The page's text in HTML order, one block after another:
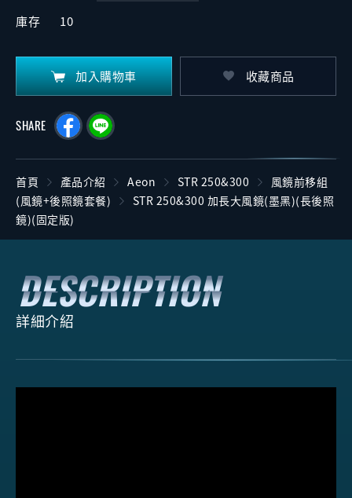
庫存 10
加入購物車 收藏商品
SHARE
首頁 產品介紹 Aeon STR 250&300
風鏡前移組
(風鏡+後照鏡套餐)
STR 250&300 加長大風鏡(墨黑)(長後照
鏡)(固定版)
詳細介紹